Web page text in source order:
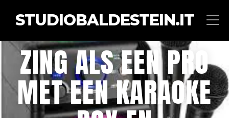
STUDIOBALDESTEIN.IT
ZING ALS EEN PRO
MET EEN KARAOKE